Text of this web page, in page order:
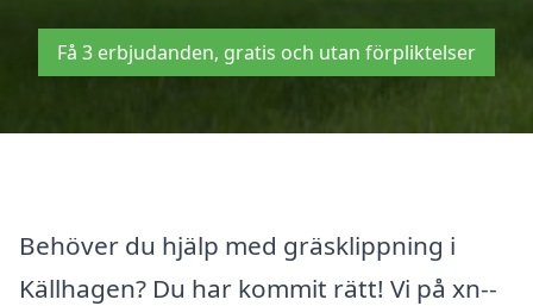
Få 3 erbjudanden, gratis och utan förpliktelser
Behöver du hjälp med gräsklippning i
Källhagen? Du har kommit rätt! Vi på xn--